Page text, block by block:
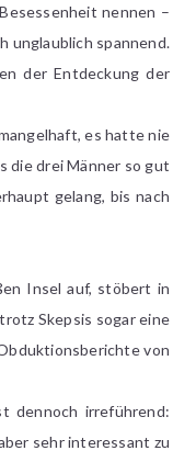
nennen –
unglaublich spannend.
der Entdeckung der
es hatte nie
die drei Männer so gut
gelang, bis nach
Insel auf, stöbert in
Skepsis sogar eine
von
dennoch irreführend:
sehr interessant zu